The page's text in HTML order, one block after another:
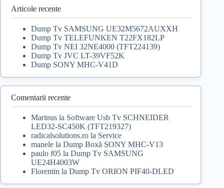
Articole recente
Dump Tv SAMSUNG UE32M5672AUXXH
Dump Tv TELEFUNKEN T22FX182LP
Dump Tv NEI 32NE4000 (TFT224139)
Dump Tv JVC LT-39VF52K
Dump SONY MHC-V41D
Comentarii recente
Marinusla Software Usb Tv SCHNEIDER
LED32-SC450K (TFT219327)
radicalsolutions.rola Service
manelela Dump Boxă SONY MHC-V13
paulo f05la Dump Tv SAMSUNG
UE24H4003W
Florentin la Dump Tv ORION PIF40-DLED